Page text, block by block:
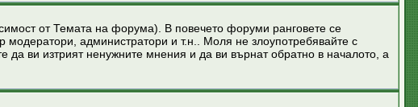
от Темата на форума). В повечето форуми ранговете се
администратори и т.н.. Моля не злоупотребявайте с
ви изтрият ненужните мнения и да ви върнат обратно в началото, а